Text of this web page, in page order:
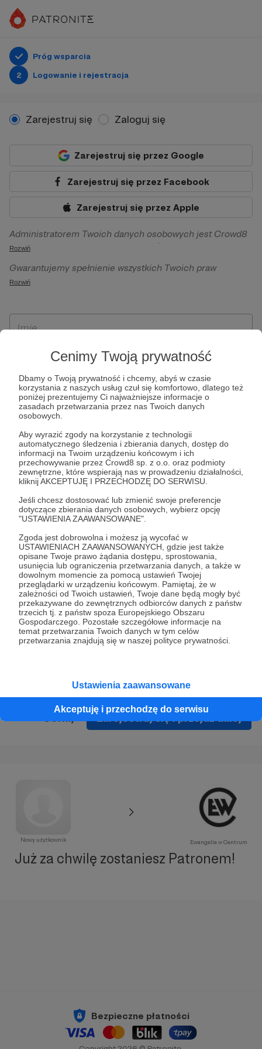
Cenimy Twoją prywatność
Dbamy o Twoją prywatność i chcemy, abyś w czasie
korzystania z naszych usług czuł się komfortowo, dlatego też
poniżej prezentujemy Ci najważniejsze informacje o
zasadach przetwarzania przez nas Twoich danych
osobowych.
Aby wyrazić zgody na korzystanie z technologii
automatycznego śledzenia i zbierania danych, dostęp do
informacji na Twoim urządzeniu końcowym i ich
przechowywanie przez Crowd8 sp. z o.o. oraz podmioty
zewnętrzne, które wspierają nas w prowadzeniu działalności,
kliknij AKCEPTUJĘ I PRZECHODZĘ DO SERWISU.
Jeśli chcesz dostosować lub zmienić swoje preferencje
dotyczące zbierania danych osobowych, wybierz opcję
"USTAWIENIA ZAAWANSOWANE".
Zgoda jest dobrowolna i możesz ją wycofać w
USTAWIENIACH ZAAWANSOWANYCH, gdzie jest także
opisane Twoje prawo żądania dostępu, sprostowania,
usunięcia lub ograniczenia przetwarzania danych, a także w
dowolnym momencie za pomocą ustawień Twojej
przeglądarki w urządzeniu końcowym. Pamiętaj, że w
zależności od Twoich ustawień, Twoje dane będą mogły być
przekazywane do zewnętrznych odbiorców danych z państw
trzecich tj. z państw spoza Europejskiego Obszaru
Gospodarczego. Pozostałe szczegółowe informacje na
temat przetwarzania Twoich danych w tym celów
przetwarzania znajdują się w naszej polityce prywatności.
Ustawienia zaawansowane
Akceptuję i przechodzę do serwisu
Próg wsparcia
2
Logowanie i rejestracja
Zarejestruj się Zaloguj się
Zarejestruj się przez Google
Zarejestruj się przez Facebook
Zarejestruj się przez Apple
Administratorem Twoich danych osobowych jest Crowd8
sp. z o.o. z siedziba w Warszawie, ul. Żwirki i Wigury 16, 02-
092 Warszawa. Twoje dane osobowe będą przetwarzane w
szczególności w celu wykonania umowy zawartej z Tobą, w
Patronite.pl, w tym możliwości dokonywania oraz
otrzymywania wsparcia na naszej platformie oraz
Rozwiń
Gwarantujemy spełnienie wszystkich Twoich praw
wynikających z ogólnego rozporządzenia o ochronie
ich przenoszenia, niepodlegania zautomatyzowanemu
wyrażenia sprzeciwu wobec przetwarzania Twoich danych
osobowych. Rejestracja dla osób niepełnoletnich możliwa
jest po przekazaniu podpisanego formularza "Zgodna na
założenie konta przez osobę niepełnoletnią", formularz
dostępny jest na stronie regulaminu Patronite.pl.
Rozwiń
* Zapoznałem się i akceptujęRegulaminserwisu oraz
* Wyrażam zgodę na przetwarzanie moich danych
osobowych podanych w formularzu rejestracyjnym w celu
prawidłowego świadczenia usług serwisu Patronite.
Wyrażam zgodę na otrzymywanie drogą elektroniczną
informacji handlowych - newslettera. Opcja ta może zostać
zmieniona w ustawieniach konta.
Zarejestruj się i przejdź dalej
Nowy użytkownik Ewangelia w Centrum
Już za chwilę zostaniesz Patronem!
Bezpieczne płatności